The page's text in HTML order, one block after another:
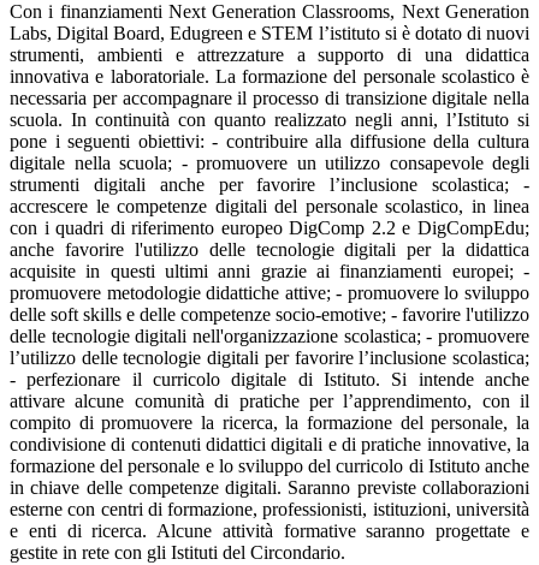
Con i finanziamenti Next Generation Classrooms, Next Generation
Labs, Digital Board, Edugreen e STEM l’istituto si è dotato di nuovi
strumenti, ambienti e attrezzature a supporto di una didattica
innovativa e laboratoriale. La formazione del personale scolastico è
necessaria per accompagnare il processo di transizione digitale nella
scuola. In continuità con quanto realizzato negli anni, l’Istituto si
pone i seguenti obiettivi: - contribuire alla diffusione della cultura
digitale nella scuola; - promuovere un utilizzo consapevole degli
strumenti digitali anche per favorire l’inclusione scolastica; -
accrescere le competenze digitali del personale scolastico, in linea
con i quadri di riferimento europeo DigComp 2.2 e DigCompEdu;
anche favorire l'utilizzo delle tecnologie digitali per la didattica
acquisite in questi ultimi anni grazie ai finanziamenti europei; -
promuovere metodologie didattiche attive; - promuovere lo sviluppo
delle soft skills e delle competenze socio-emotive; - favorire l'utilizzo
delle tecnologie digitali nell'organizzazione scolastica; - promuovere
l’utilizzo delle tecnologie digitali per favorire l’inclusione scolastica;
- perfezionare il curricolo digitale di Istituto. Si intende anche
attivare alcune comunità di pratiche per l’apprendimento, con il
compito di promuovere la ricerca, la formazione del personale, la
condivisione di contenuti didattici digitali e di pratiche innovative, la
formazione del personale e lo sviluppo del curricolo di Istituto anche
in chiave delle competenze digitali. Saranno previste collaborazioni
esterne con centri di formazione, professionisti, istituzioni, università
e enti di ricerca. Alcune attività formative saranno progettate e
gestite in rete con gli Istituti del Circondario.